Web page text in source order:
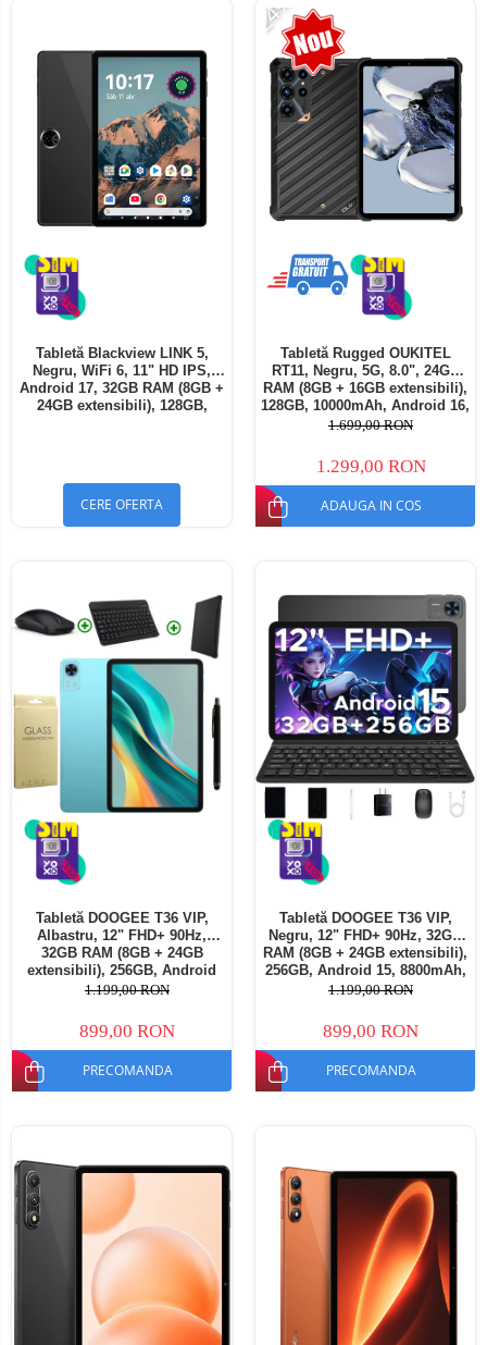
Tabletă Blackview LINK 5,
Negru, WiFi 6, 11" HD IPS,
Android 17, 32GB RAM (8GB +
24GB extensibili), 128GB,
CERE OFERTA
-24%
Tabletă Rugged OUKITEL
RT11, Negru, 5G, 8.0", 24GB
RAM (8GB + 16GB extensibili),
128GB, 10000mAh, Android 16,
Cameră 16MP AI, Dock
1.699,00 RON
1.299,00 RON
ADAUGA IN COS
Tabletă DOOGEE T36 VIP,
Albastru, 12" FHD+ 90Hz,
32GB RAM (8GB + 24GB
extensibili), 256GB, Android
15, 8800mAh, Dual SIM
1.199,00 RON
899,00 RON
PRECOMANDA
Tabletă DOOGEE T36 VIP,
Negru, 12" FHD+ 90Hz, 32GB
RAM (8GB + 24GB extensibili),
256GB, Android 15, 8800mAh,
Dual SIM
1.199,00 RON
899,00 RON
PRECOMANDA